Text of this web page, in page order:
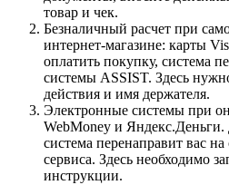
товар и чек.
Безналичный расчет при
интернет-магазине: карты
оплатить покупку, система
системы ASSIST. Здесь
действия и имя держателя.
Электронные системы при
WebMoney и
система перенаправит вас
сервиса. Здесь необходимо
инструкции.